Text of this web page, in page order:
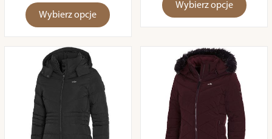
Wybierz opcje
Wybierz opcje